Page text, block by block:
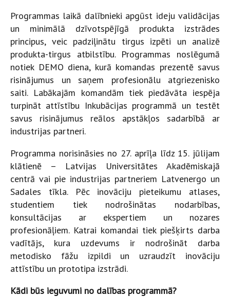
Programmas laikā dalībnieki apgūst ideju validācijas
un minimālā dzīvotspējīgā produkta izstrādes
principus, veic padziļinātu tirgus izpēti un analizē
produkta-tirgus atbilstību. Programmas noslēgumā
notiek DEMO diena, kurā komandas prezentē savus
risinājumus un saņem profesionālu atgriezenisko
saiti. Labākajām komandām tiek piedāvāta iespēja
turpināt attīstību Inkubācijas programmā un testēt
savus risinājumus reālos apstākļos sadarbībā ar
industrijas partneri.
Programma norisināsies no 27. aprīļa līdz 15. jūlijam
klātienē – Latvijas Universitātes Akadēmiskajā
centrā vai pie industrijas partneriem Latvenergo un
Sadales tīkla. Pēc inovāciju pieteikumu atlases,
studentiem tiek nodrošinātas nodarbības,
konsultācijas ar ekspertiem un nozares
profesionāļiem. Katrai komandai tiek piešķirts darba
vadītājs, kura uzdevums ir nodrošināt darba
metodisko fāžu izpildi un uzraudzīt inovāciju
attīstību un prototipa izstrādi.
Kādi būs ieguvumi no dalības programmā?